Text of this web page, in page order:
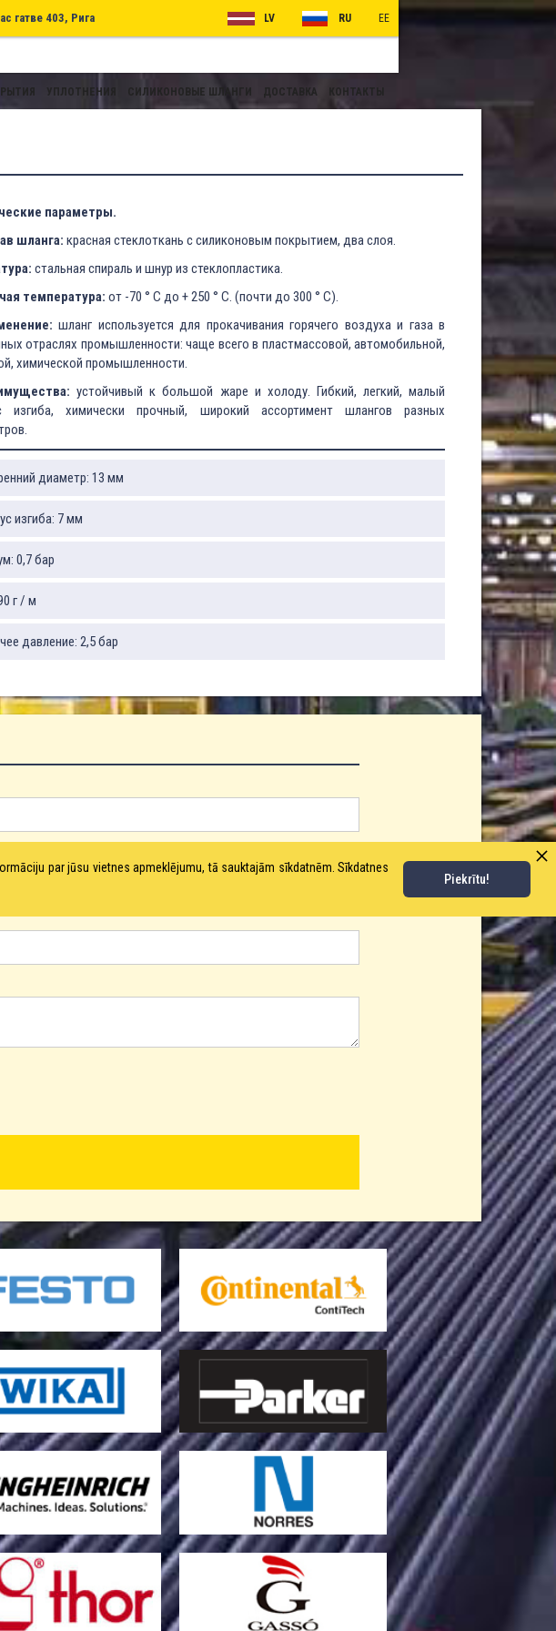
гатве 403, Рига LV RU EE
УПЛОТНЕНИЯ СИЛИКОНОВЫЕ ШЛАНГИ ДОСТАВКА КОНТАКТЫ
параметры.
шланга: красная стеклоткань с силиконовым покрытием, два слоя.
стальная спираль и шнур из стеклопластика.
температура: от -70 ° C до + 250 ° C. (почти до 300 ° C).
шланг используется для прокачивания горячего воздуха и газа в
отраслях промышленности: чаще всего в пластмассовой, автомобильной,
химической промышленности.
устойчивый к большой жаре и холоду. Гибкий, легкий, малый
изгиба, химически прочный, широкий ассортимент шлангов разных
диаметр: 13 мм
изгиба: 7 мм
0,7 бар
г / м
давление: 2,5 бар
par jūsu vietnes apmeklējumu, tā sauktajām sīkdatnēm. Sīkdatnes
Piekrītu!